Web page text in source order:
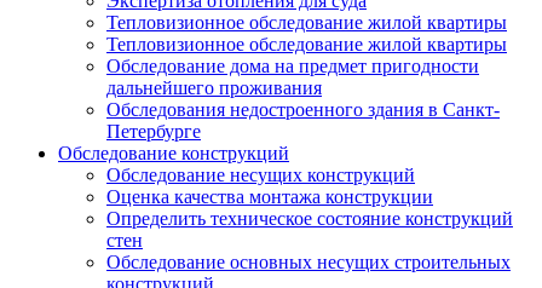
Тепловизионное обследование жилой квартиры
Тепловизионное обследование жилой квартиры
Обследование дома на предмет пригодности
дальнейшего проживания
Обследования недостроенного здания в Санкт-
Петербурге
Обследование конструкций
Обследование несущих конструкций
Оценка качества монтажа конструкции
Определить техническое состояние конструкций
стен
Обследование основных несущих строительных
конструкций